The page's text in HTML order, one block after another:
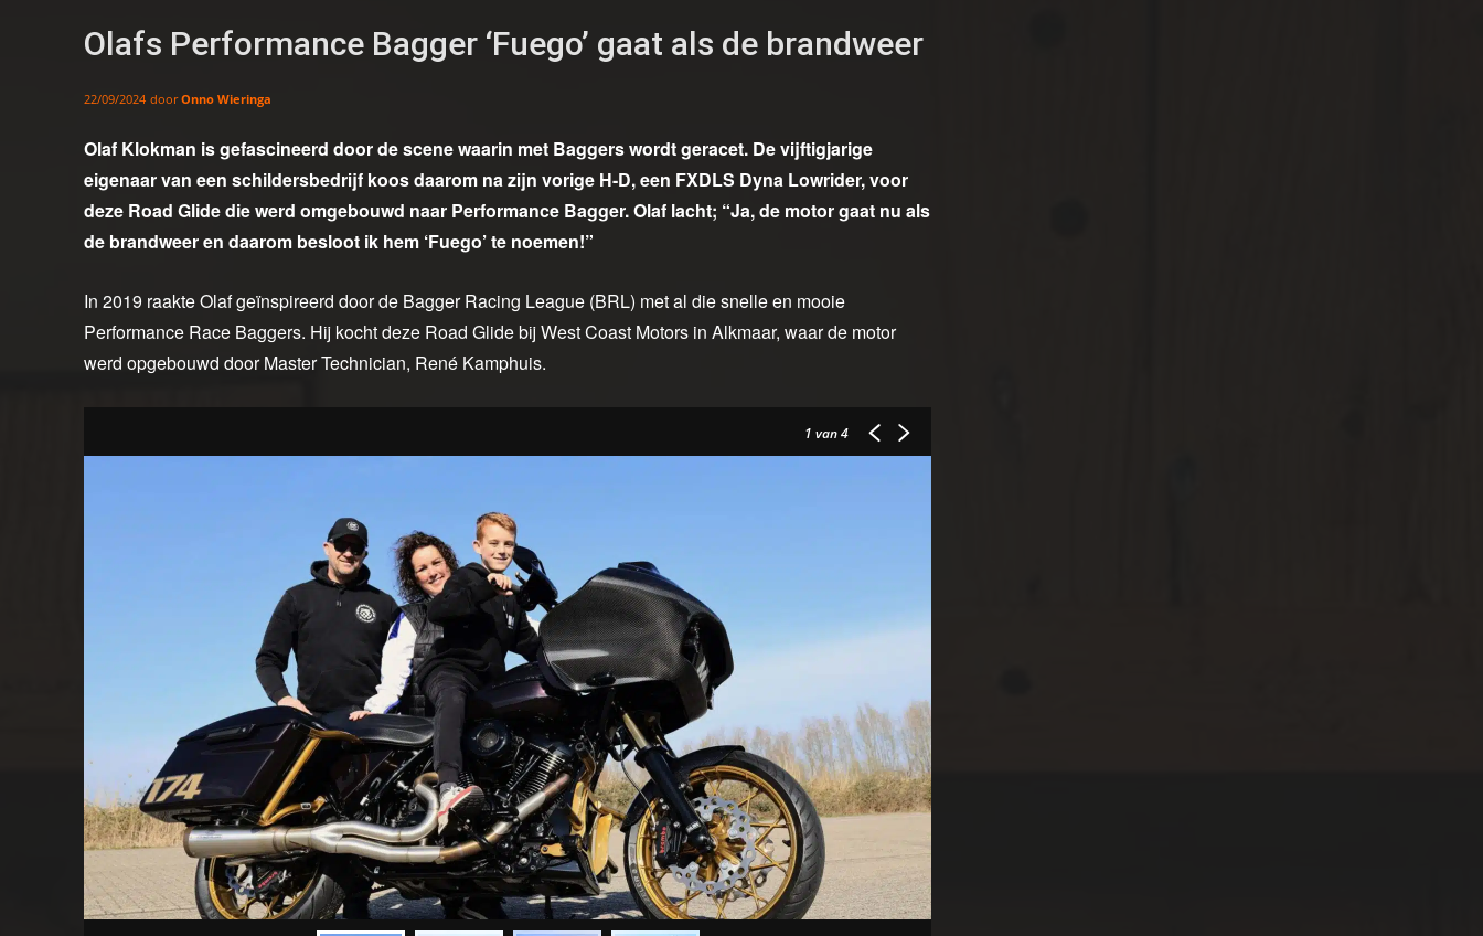
Olafs Performance Bagger ‘Fuego’ gaat als de brandweer
22/09/2024 door Onno Wieringa
Olaf Klokman is gefascineerd door de scene waarin met Baggers wordt geracet. De vijftigjarige
eigenaar van een schildersbedrijf koos daarom na zijn vorige H-D, een FXDLS Dyna Lowrider, voor
deze Road Glide die werd omgebouwd naar Performance Bagger. Olaf lacht; “Ja, de motor gaat nu als
de brandweer en daarom besloot ik hem ‘Fuego’ te noemen!”
In 2019 raakte Olaf geïnspireerd door de Bagger Racing League (BRL) met al die snelle en mooie
Performance Race Baggers. Hij kocht deze Road Glide bij West Coast Motors in Alkmaar, waar de motor
werd opgebouwd door Master Technician, René Kamphuis.
1 van 4